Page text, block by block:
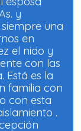
y
una
en
el nido y
con las
Está es la
familia con
con esta
.